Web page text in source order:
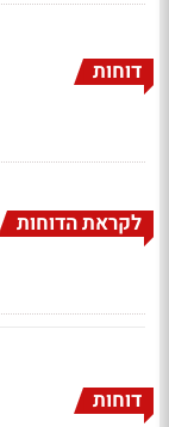
דוחות
לקראת הדוחות
דוחות